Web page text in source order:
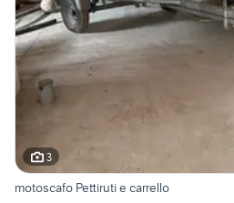
3
motoscafo Pettiruti e carrello